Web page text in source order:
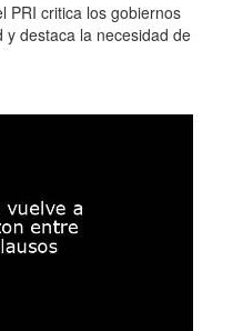
PRI critica los gobiernos
destaca la necesidad de